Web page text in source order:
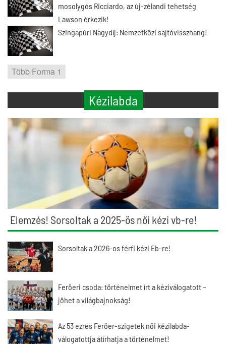
mosolygós Ricciardo, az új-zélandi tehetség
Lawson érkezik!
Szingapúri Nagydíj: Nemzetközi sajtóvisszhang!
Több Forma 1
Kézilabda
Elemzés! Sorsoltak a 2025-ös női kézi vb-re!
Sorsoltak a 2026-os férfi kézi Eb-re!
Feröeri csoda: történelmet írt a kéziválogatott –
jöhet a világbajnokság!
Az 53 ezres Feröer-szigetek női kézilabda-
válogatottja átírhatja a történelmet!